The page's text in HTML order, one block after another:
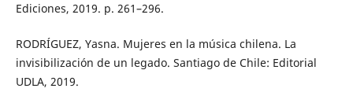
Ediciones, 2019. p. 261–296.
RODRÍGUEZ, Yasna. Mujeres en la música chilena. La
invisibilización de un legado. Santiago de Chile: Editorial
UDLA, 2019.